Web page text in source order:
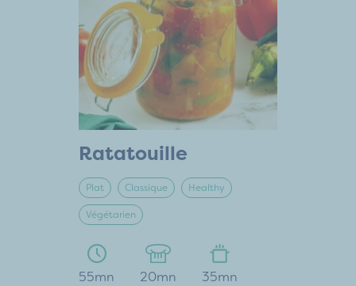
Ratatouille
Plat Classique Healthy
Végétarien
55mn 20mn 35mn